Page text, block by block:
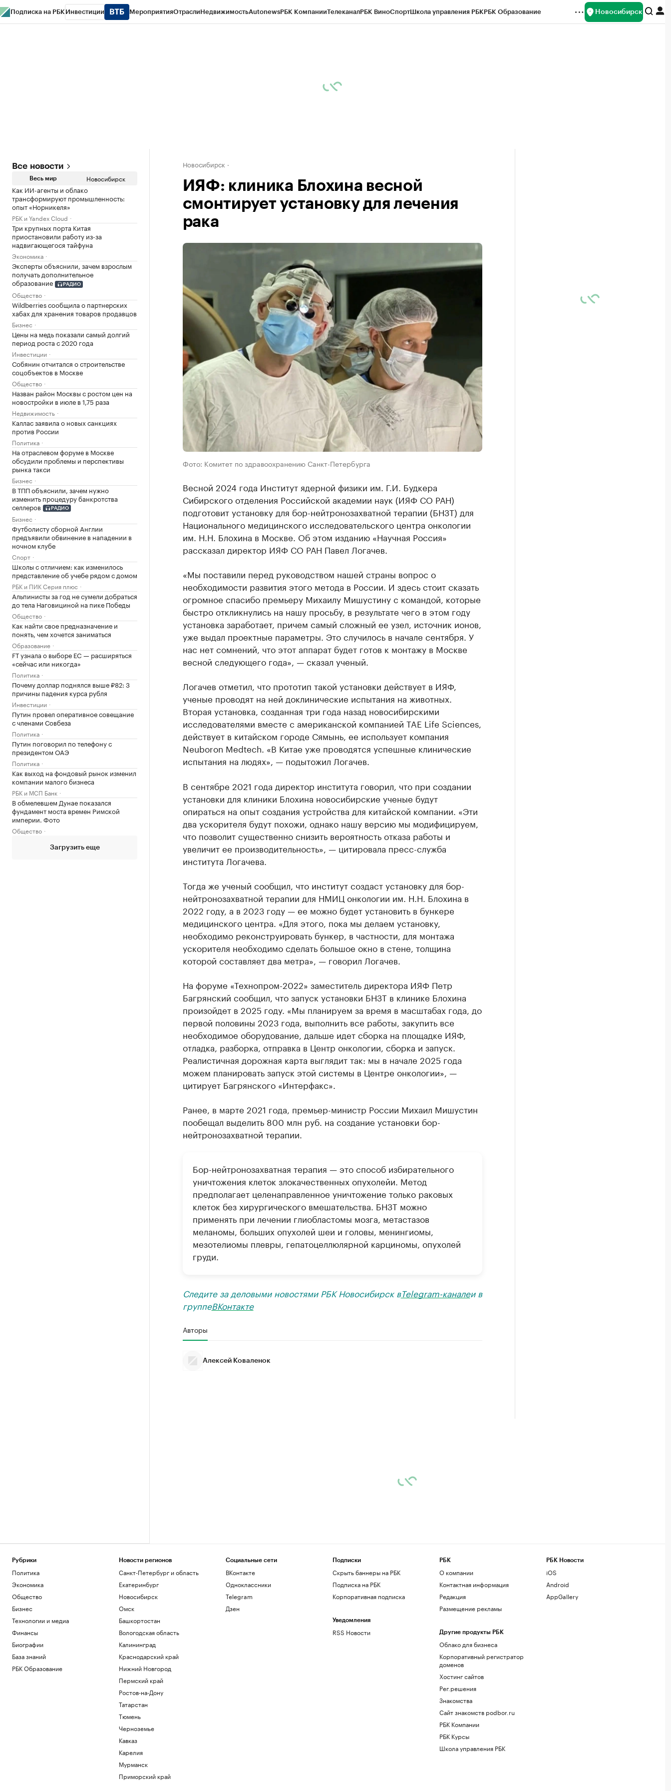
Подписка на РБК Инвестиции МероприятияОтраслиНедвижимостьAutonewsРБК КомпанииТелеканалРБК ВиноСпортШкола управления РБКРБК Образование Новосибирск
Все новости
Весь мир Новосибирск
Как ИИ-агенты и облако
трансформируют промышленность:
опыт «Норникеля»
РБК и Yandex Cloud
Три крупных порта Китая
приостановили работу из-за
надвигающегося тайфуна
Экономика
Эксперты объяснили, зачем взрослым
получать дополнительное
образование
РАДИО
Общество
Wildberries сообщила о партнерских
хабах для хранения товаров продавцов
Бизнес
Цены на медь показали самый долгий
период роста с 2020 года
Инвестиции
Собянин отчитался о строительстве
соцобъектов в Москве
Общество
Назван район Москвы с ростом цен на
новостройки в июле в 1,75 раза
Недвижимость
Каллас заявила о новых санкциях
против России
Политика
На отраслевом форуме в Москве
обсудили проблемы и перспективы
рынка такси
Бизнес
В ТПП объяснили, зачем нужно
изменить процедуру банкротства
селлеров
РАДИО
Бизнес
Футболисту сборной Англии
предъявили обвинение в нападении в
ночном клубе
Спорт
Школы с отличием: как изменилось
представление об учебе рядом с домом
РБК и ПИК Серия плюс
Альпинисты за год не сумели добраться
до тела Наговициной на пике Победы
Общество
Как найти свое предназначение и
понять, чем хочется заниматься
Образование
FT узнала о выборе ЕС — расширяться
«сейчас или никогда»
Политика
Почему доллар поднялся выше ₽82: 3
причины падения курса рубля
Инвестиции
Путин провел оперативное совещание
с членами Совбеза
Политика
Путин поговорил по телефону с
президентом ОАЭ
Политика
Как выход на фондовый рынок изменил
компании малого бизнеса
РБК и МСП Банк
В обмелевшем Дунае показался
фундамент моста времен Римской
империи. Фото
Общество
Загрузить еще
Новосибирск
ИЯФ: клиника Блохина весной
смонтирует установку для лечения
рака
Фото: Комитет по здравоохранению Санкт-Петербурга
Весной 2024 года Институт ядерной физики им. Г.И. Будкера
Сибирского отделения Российской академии наук (ИЯФ СО РАН)
подготовит установку для бор-нейтронозахватной терапии (БНЗТ) для
Национального медицинского исследовательского центра онкологии
им. Н.Н. Блохина в Москве. Об этом изданию «Научная Россия»
рассказал директор ИЯФ СО РАН Павел Логачев.
«Мы поставили перед руководством нашей страны вопрос о
необходимости развития этого метода в России. И здесь стоит сказать
огромное спасибо премьеру Михаилу Мишустину с командой, которые
быстро откликнулись на нашу просьбу, в результате чего в этом году
установка заработает, причем самый сложный ее узел, источник ионов,
уже выдал проектные параметры. Это случилось в начале сентября. У
нас нет сомнений, что этот аппарат будет готов к монтажу в Москве
весной следующего года», — сказал ученый.
Логачев отметил, что прототип такой установки действует в ИЯФ,
ученые проводят на ней доклинические испытания на животных.
Вторая установка, созданная три года назад новосибирскими
исследователями вместе с американской компанией TAE Life Sciences,
действует в китайском городе Сямынь, ее использует компания
Neuboron Medtech. «В Китае уже проводятся успешные клинические
испытания на людях», — подытожил Логачев.
В сентябре 2021 года директор института говорил, что при создании
установки для клиники Блохина новосибирские ученые будут
опираться на опыт создания устройства для китайской компании. «Эти
два ускорителя будут похожи, однако нашу версию мы модифицируем,
что позволит существенно снизить вероятность отказа работы и
увеличит ее производительность», — цитировала пресс-служба
института Логачева.
Тогда же ученый сообщил, что институт создаст установку для бор-
нейтронозахватной терапии для НМИЦ онкологии им. Н.Н. Блохина в
2022 году, а в 2023 году — ее можно будет установить в бункере
медицинского центра. «Для этого, пока мы делаем установку,
необходимо реконструировать бункер, в частности, для монтажа
ускорителя необходимо сделать большое окно в стене, толщина
которой составляет два метра», — говорил Логачев.
На форуме «Технопром-2022» заместитель директора ИЯФ Петр
Багрянский сообщил, что запуск установки БНЗТ в клинике Блохина
произойдет в 2025 году. «Мы планируем за время в масштабах года, до
первой половины 2023 года, выполнить все работы, закупить все
необходимое оборудование, дальше идет сборка на площадке ИЯФ,
отладка, разборка, отправка в Центр онкологии, сборка и запуск.
Реалистичная дорожная карта выглядит так: мы в начале 2025 года
можем планировать запуск этой системы в Центре онкологии», —
цитирует Багрянского «Интерфакс».
Ранее, в марте 2021 года, премьер-министр России Михаил Мишустин
пообещал выделить 800 млн руб. на создание установки бор-
нейтронозахватной терапии.
Бор-нейтронозахватная терапия — это способ избирательного
уничтожения клеток злокачественных опухолейи. Метод
предполагает целенаправленное уничтожение только раковых
клеток без хирургического вмешательства. БНЗТ можно
применять при лечении глиобластомы мозга, метастазов
меланомы, больших опухолей шеи и головы, менингиомы,
мезотелиомы плевры, гепатоцеллюлярной карциномы, опухолей
груди.
Следите за деловыми новостями РБК Новосибирск вTelegram-каналеи в
группеВКонтакте
Авторы
Алексей Коваленок
Рубрики
Политика
Экономика
Общество
Бизнес
Технологии и медиа
Финансы
Биографии
База знаний
РБК Образование
Новости регионов
Санкт-Петербург и область
Екатеринбург
Новосибирск
Омск
Башкортостан
Вологодская область
Калининград
Краснодарский край
Нижний Новгород
Пермский край
Ростов-на-Дону
Татарстан
Тюмень
Черноземье
Кавказ
Карелия
Мурманск
Приморский край
Социальные сети
ВКонтакте
Одноклассники
Telegram
Дзен
Подписки
Скрыть баннеры на РБК
Подписка на РБК
Корпоративная подписка
Уведомления
RSS Новости
РБК
О компании
Контактная информация
Редакция
Размещение рекламы
Другие продукты РБК
Облако для бизнеса
Корпоративный регистратор
доменов
Хостинг сайтов
Рег.решения
Знакомства
Сайт знакомств podbor.ru
РБК Компании
РБК Курсы
Школа управления РБК
РБК Новости
iOS
Android
AppGallery